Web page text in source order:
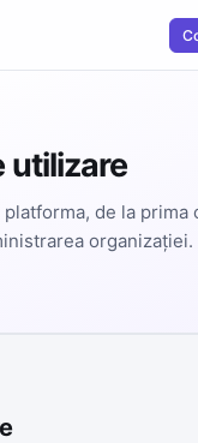
utilizare
de la prima
organizației.